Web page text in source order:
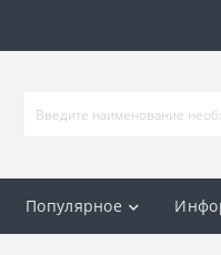
Популярное